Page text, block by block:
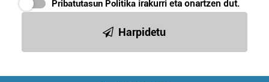
Pribatutasun Politika irakurri eta onartzen dut.
Harpidetu